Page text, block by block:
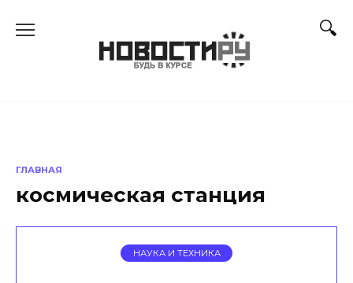
ГЛАВНАЯ
космическая станция
НАУКА И ТЕХНИКА